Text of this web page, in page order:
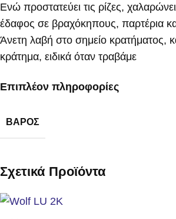
Ενώ προστατεύει τις ρίζες, χαλαρώνει
έδαφος σε βραχόκηπους, παρτέρια και
Άνετη λαβή στο σημείο κρατήματος,
κράτημα, ειδικά όταν τραβάμε
Επιπλέον πληροφορίες
ΒΆΡΟΣ
Σχετικά Προϊόντα